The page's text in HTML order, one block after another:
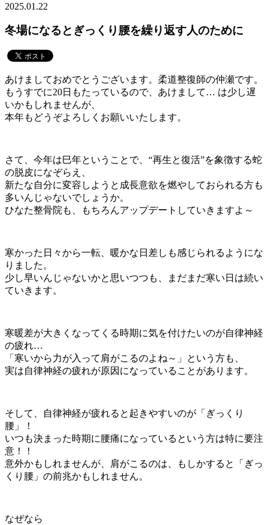
2025.01.22
冬場になるとぎっくり腰を繰り返す人のために
あけましておめでとうございます。柔道整復師の仲瀬です。
もうすでに20日もたっているので、あけまして… は少し遅
いかもしれませんが、
本年もどうぞよろしくお願いいたします。
さて、今年は巳年ということで、“再生と復活”を象徴する蛇
の脱皮になぞらえ、
新たな自分に変容しようと成長意欲を燃やしておられる方も
多いんじゃないでしょうか。
ひなた整骨院も、もちろんアップデートしていきますよ～
寒かった日々から一転、暖かな日差しも感じられるようにな
りました。
少し早いんじゃないかと思いつつも、まだまだ寒い日は続い
ていきます。
寒暖差が大きくなってくる時期に気を付けたいのが自律神経
の疲れ…
「寒いから力が入って肩がこるのよね～」という方も、
実は自律神経の疲れが原因になっていることがあります。
そして、自律神経が疲れると起きやすいのが「ぎっくり
腰」！
いつも決まった時期に腰痛になっているという方は特に要注
意！！
意外かもしれませんが、肩がこるのは、もしかすると「ぎっ
くり腰」の前兆かもしれません。
なぜなら